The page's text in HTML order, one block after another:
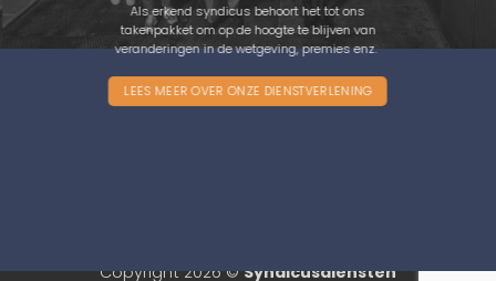
Als erkend syndicus behoort het tot ons
takenpakket om op de hoogte te blijven van
veranderingen in de wetgeving, premies enz.
LEES MEER OVER ONZE DIENSTVERLENING
Copyright 2026 ©Syndicusdiensten